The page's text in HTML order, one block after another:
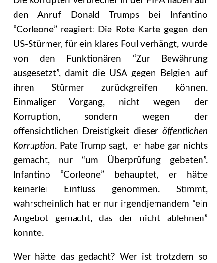
den Anruf Donald Trumps bei Infantino
“Corleone” reagiert: Die Rote Karte gegen den
US-Stürmer, für ein klares Foul verhängt, wurde
von den Funktionären “Zur Bewährung
ausgesetzt”, damit die USA gegen Belgien auf
ihren Stürmer zurückgreifen können.
Einmaliger Vorgang, nicht wegen der
Korruption, sondern wegen der
offensichtlichen Dreistigkeit dieser öffentlichen
Korruption. Pate Trump sagt, er habe gar nichts
gemacht, nur “um Überprüfung gebeten”.
Infantino “Corleone” behauptet, er hätte
keinerlei Einfluss genommen. Stimmt,
wahrscheinlich hat er nur irgendjemandem “ein
Angebot gemacht, das der nicht ablehnen”
konnte.
Wer hätte das gedacht? Wer ist trotzdem so